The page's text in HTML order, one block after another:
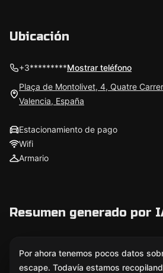
Ubicación
+3*********Mostrar teléfono
Plaça de Montolivet, 4, Quatre
Valencia, España
Estacionamiento de pago
Wifi
Armario
Resumen generado por
Por ahora tenemos pocos datos
escape. Todavía estamos